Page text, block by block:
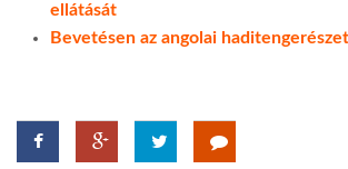
ellátását
Bevetésen az angolai haditengerészet